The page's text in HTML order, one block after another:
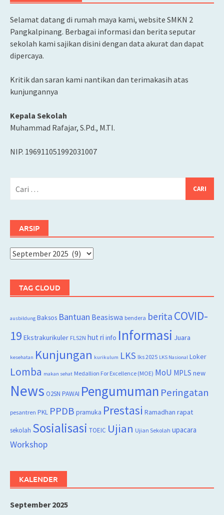
Selamat datang di rumah maya kami, website SMKN 2
Pangkalpinang. Berbagai informasi dan berita seputar
sekolah kami sajikan disini dengan data akurat dan dapat
dipercaya.
Kritik dan saran kami nantikan dan terimakasih atas
kunjungannya
Kepala Sekolah
Muhammad Rafajar, S.Pd., M.TI.
NIP. 196911051992031007
ARSIP
Arsip
TAG CLOUD
ausbildung Baksos Bantuan Beasiswa bendera berita COVID-
19 Ekstrakurikuler FLS2N hut ri info Informasi Juara
kesehatan Kunjungan kurikulum LKS lks 2025 LKS Nasional Loker
Lomba makan sehat Medallion For Excellence (MOE) MoU MPLS new
News O2SN PAWAI Pengumuman Peringatan
pesantren PKL PPDB pramuka Prestasi Ramadhan rapat
sekolah Sosialisasi TOEIC Ujian Ujian Sekolah upacara
Workshop
KALENDER
September 2025